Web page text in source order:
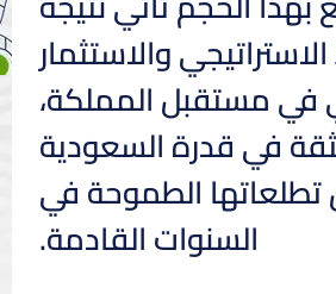
والاستثمار
في مستقبل المملكة،
في قدرة السعودية
الطموحة في
السنوات القادمة.